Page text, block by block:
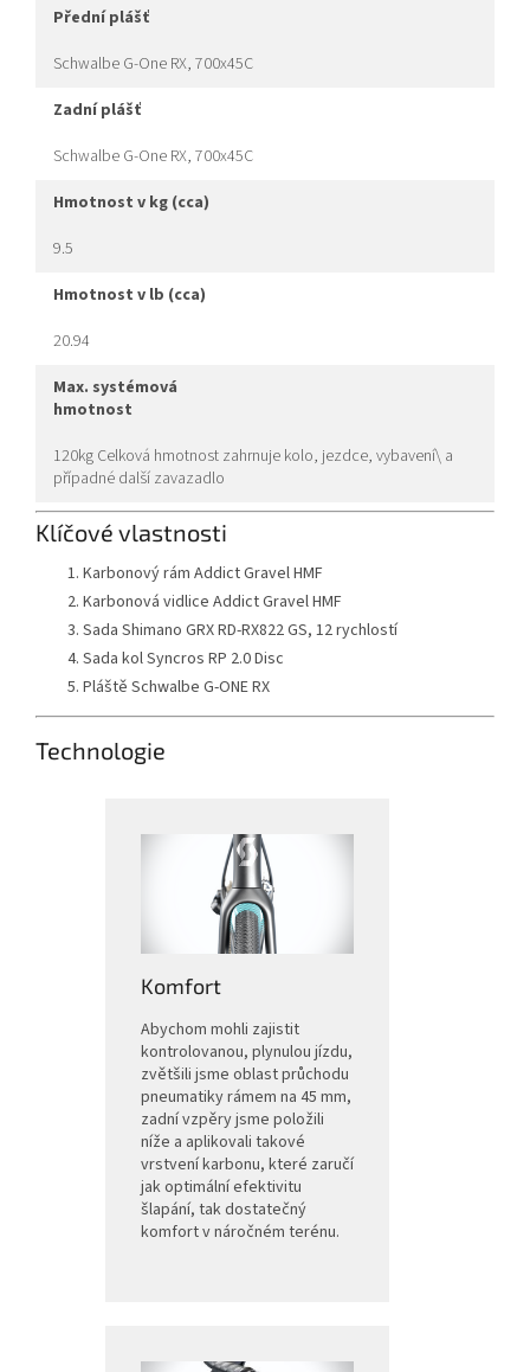
přední plášť
Schwalbe G-One RX, 700x45C
zadní plášť
Schwalbe G-One RX, 700x45C
hmotnost v kg (cca)
9.5
hmotnost v lb (cca)
20.94
max. systémová
hmotnost
120kg Celková hmotnost zahrnuje kolo, jezdce, vybavení\ a
případné další zavazadlo
Klíčové vlastnosti
Karbonový rám Addict Gravel HMF
Karbonová vidlice Addict Gravel HMF
Sada Shimano GRX RD-RX822 GS, 12 rychlostí
Sada kol Syncros RP 2.0 Disc
Pláště Schwalbe G-ONE RX
Technologie
Komfort
Abychom mohli zajistit
kontrolovanou, plynulou jízdu,
zvětšili jsme oblast průchodu
pneumatiky rámem na 45 mm,
zadní vzpěry jsme položili
níže a aplikovali takové
vrstvení karbonu, které zaručí
jak optimální efektivitu
šlapání, tak dostatečný
komfort v náročném terénu.